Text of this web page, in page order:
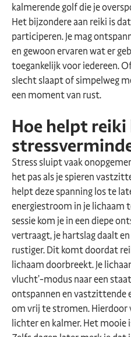
kalmerende golf die je
Het bijzondere aan reiki is
participeren. Je mag
en gewoon ervaren wat er
toegankelijk voor iedereen.
slecht slaapt of simpelweg
een moment van rust.
Hoe helpt reiki
Stress sluipt vaak
het pas als je spieren
helpt deze spanning los te
energiestroom in je lichaam
sessie kom je in een diepe
vertraagt, je hartslag daalt
rustiger. Dit komt doordat
lichaam doorbreekt. Je
vlucht’-modus naar een
ontspannen en vastzittende
om vrij te stromen. Hierdoor
lichter en kalmer. Het mooie